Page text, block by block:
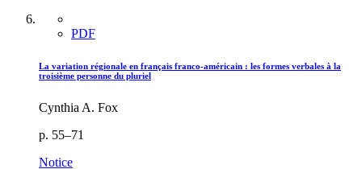
PDF
La variation régionale en français franco-américain : les formes verbales à la
troisième personne du pluriel
Cynthia A. Fox
p. 55–71
Notice